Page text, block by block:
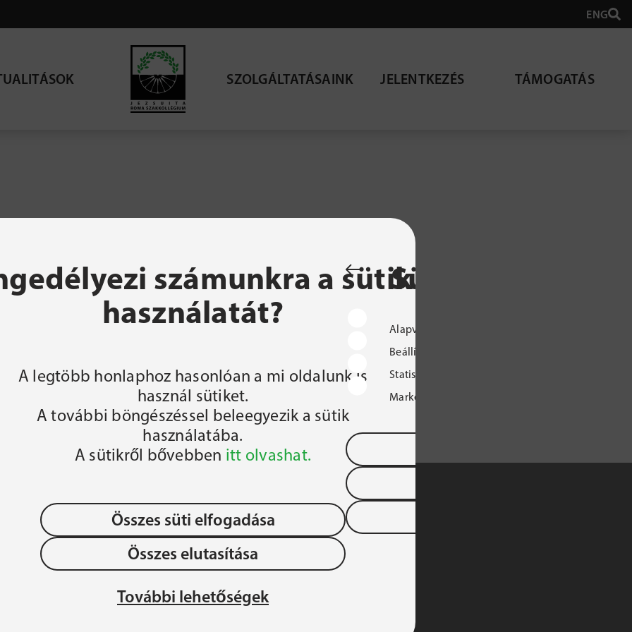
számunkra a sütik
használatát?
A legtöbb honlaphoz hasonlóan a mi oldalunk is
használ sütiket.
A további böngészéssel beleegyezik a sütik
használatába.
A sütikről bővebben itt olvashat.
Összes süti elfogadása
Összes elutasítása
További lehetőségek
Sütibeállítások
Alapvető működést biztosító sütik
Beállításokat tároló sütik
Statisztikai sütik
Marketingcélú sütik
ENG
SZOLGÁLTATÁSAINK JELENTKEZÉS TÁMOGATÁS
oldal nem található
Adatvédelem